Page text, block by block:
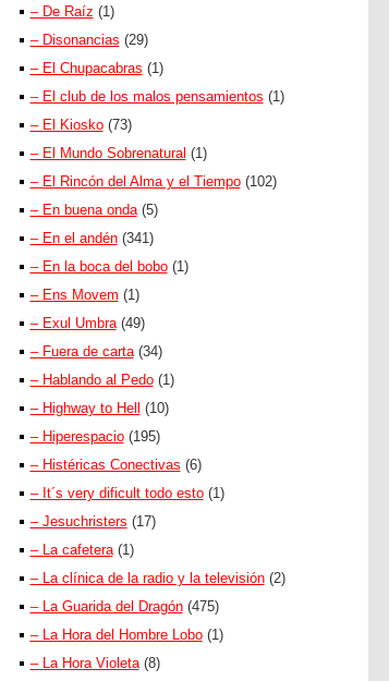
– De Raíz (1)
– Disonancias (29)
– El Chupacabras (1)
– El club de los malos pensamientos (1)
– El Kiosko(73)
– El Mundo Sobrenatural (1)
– El Rincón del Alma y el Tiempo(102)
– En buena onda(5)
– En el andén(341)
– En la boca del bobo(1)
– Ens Movem (1)
– Exul Umbra(49)
– Fuera de carta(34)
– Hablando al Pedo(1)
– Highway to Hell
(10)
– Hiperespacio(195)
– Histéricas Conectivas (6)
– It´s very dificult todo esto(1)
– Jesuchristers (17)
– La cafetera(1)
– La clínica de la radio y la televisión(2)
– La Guarida del Dragón(475)
– La Hora del Hombre Lobo(1)
– La Hora Violeta(8)